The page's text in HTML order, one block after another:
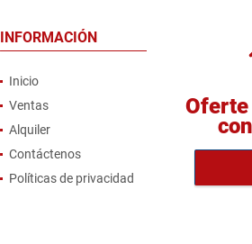
INFORMACIÓN
Inicio
Ventas
Alquiler
Contáctenos
Políticas de privacidad